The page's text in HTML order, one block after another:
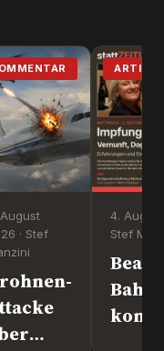
· Stef
ARTIKEL
4.
Stef
Beate